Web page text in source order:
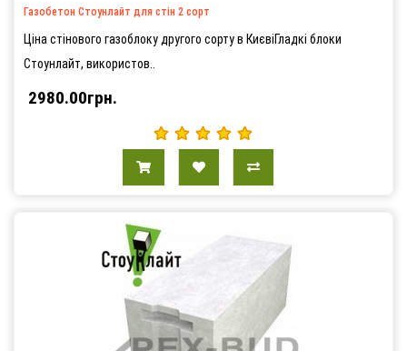
Газобетон Стоунлайт для стін 2 сорт
Ціна стінового газоблоку другого сорту в КиєвіГладкі блоки
Стоунлайт, використов..
2980.00грн.